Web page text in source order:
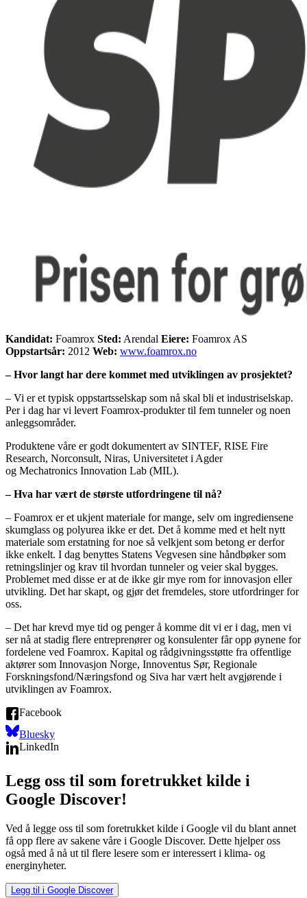
Kandidat: Foamrox Sted: Arendal Eiere: Foamrox AS
Oppstartsår: 2012 Web: www.foamrox.no
– Hvor langt har dere kommet med utviklingen av prosjektet?
– Vi er et typisk oppstartsselskap som nå skal bli et industriselskap.
Per i dag har vi levert Foamrox-produkter til fem tunneler og noen
anleggsområder.
Produktene våre er godt dokumentert av SINTEF, RISE Fire
Research, Norconsult, Niras, Universitetet i Agder
og Mechatronics Innovation Lab (MIL).
– Hva har vært de største utfordringene til nå?
– Foamrox er et ukjent materiale for mange, selv om ingrediensene
skumglass og polyurea ikke er det. Det å komme med et helt nytt
materiale som erstatning for noe så velkjent som betong er derfor
ikke enkelt. I dag benyttes Statens Vegvesen sine håndbøker som
retningslinjer og krav til hvordan tunneler og veier skal bygges.
Problemet med disse er at de ikke gir mye rom for innovasjon eller
utvikling. Det har skapt, og gjør det fremdeles, store utfordringer for
oss.
– Det har krevd mye tid og penger å komme dit vi er i dag, men vi
ser nå at stadig flere entreprenører og konsulenter får opp øynene for
fordelene ved Foamrox. Kapital og rådgivningsstøtte fra offentlige
aktører som Innovasjon Norge, Innoventus Sør, Regionale
Forskningsfond/Næringsfond og Siva har vært helt avgjørende i
utviklingen av Foamrox.
Facebook
Bluesky
LinkedIn
Legg oss til som foretrukket kilde i
Google Discover!
Ved å legge oss til som foretrukket kilde i Google vil du blant annet
få opp flere av sakene våre i Google Discover. Dette hjelper oss
også med å nå ut til flere lesere som er interessert i klima- og
energinyheter.
Legg til i Google Discover